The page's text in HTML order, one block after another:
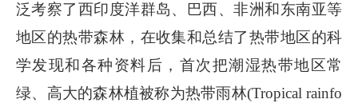
泛考察了西印度洋群岛、巴西、非洲和东南亚等
地区的热带森林，在收集和总结了热带地区的科
学发现和各种资料后，首次把潮湿热带地区常
绿、高大的森林植被称为热带雨林(Tropical rainfo